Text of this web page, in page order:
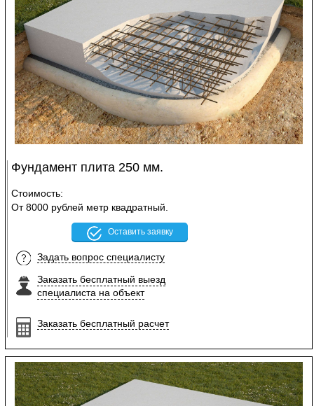
Фундамент плита 250 мм.
Стоимость:
От 8000 рублей метр квадратный.
Оставить заявку
Задать вопрос специалисту
Заказать бесплатный выезд
специалиста на объект
Заказать бесплатный расчет